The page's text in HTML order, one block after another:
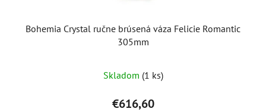
Bohemia Crystal ručne brúsená váza Felicie Romantic
305mm
Skladom (1 ks)
€616,60